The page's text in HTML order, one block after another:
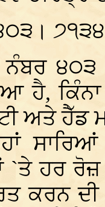
੪੦੩
ਹੈ,
ਅਤੇ ਹੈੱਡ
ਸਾਰਿਆਂ
ਹਰ ਰੋਜ਼
ਕਰਨ